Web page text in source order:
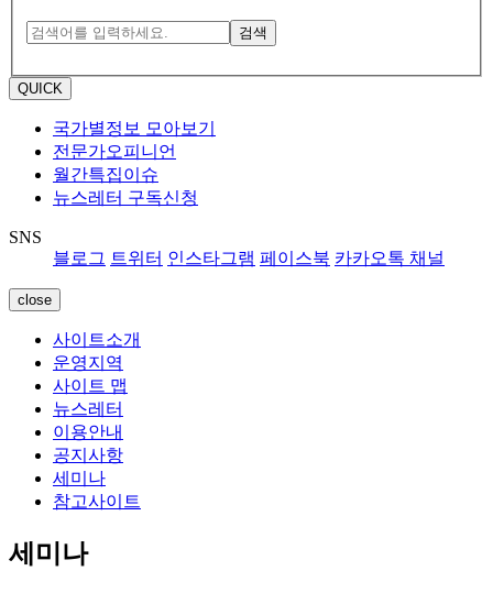
검색
QUICK
국가별정보 모아보기
전문가오피니언
월간특집이슈
뉴스레터 구독신청
SNS
블로그 트위터 인스타그램 페이스북 카카오톡 채널
close
사이트소개
운영지역
사이트 맵
뉴스레터
이용안내
공지사항
세미나
참고사이트
세미나